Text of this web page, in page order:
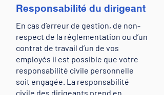
Responsabilité du dirigeant
En cas d’erreur de gestion, de non-
respect de la réglementation ou d’un
contrat de travail d’un de vos
employés il est possible que votre
responsabilité civile personnelle
soit engagée. La responsabilité
civile des dirigeants prend en